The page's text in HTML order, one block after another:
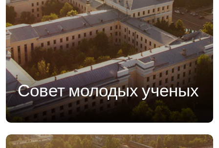
Совет молодых ученых